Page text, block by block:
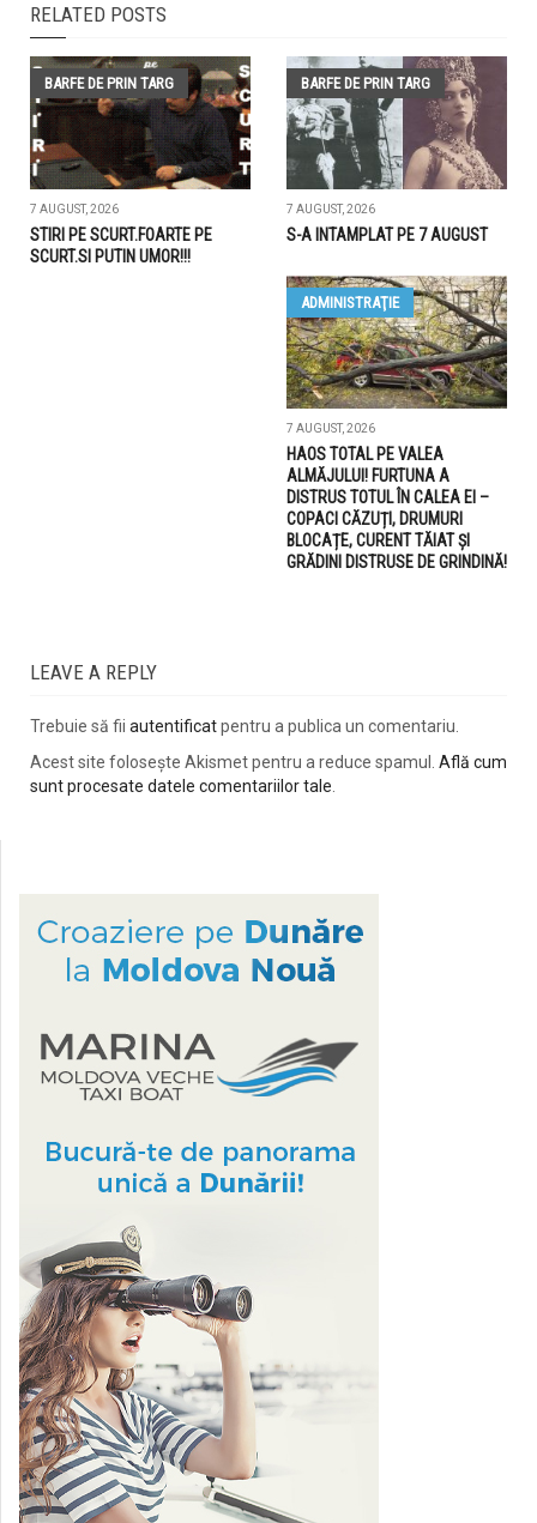
RELATED POSTS
BARFE DE PRIN TARG
7 AUGUST, 2026
STIRI PE SCURT.FOARTE PE
SCURT.SI PUTIN UMOR!!!
BARFE DE PRIN TARG
7 AUGUST, 2026
S-A INTAMPLAT PE 7 AUGUST
ADMINISTRAŢIE
7 AUGUST, 2026
HAOS TOTAL PE VALEA
ALMĂJULUI! FURTUNA A
DISTRUS TOTUL ÎN CALEA EI –
COPACI CĂZUȚI, DRUMURI
BLOCAȚE, CURENT TĂIAT ȘI
GRĂDINI DISTRUSE DE GRINDINĂ!
LEAVE A REPLY
Trebuie să fii autentificatpentru a publica un comentariu.
Acest site folosește Akismet pentru a reduce spamul. Află cum
sunt procesate datele comentariilor tale